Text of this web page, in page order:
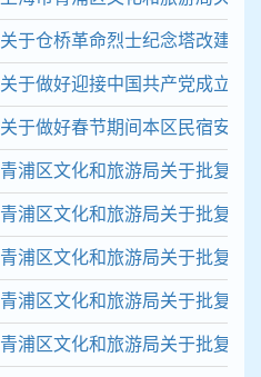
关于仓桥革命烈士纪念塔改建相
关于做好迎接中国共产党成立
关于做好春节期间本区民宿安全
青浦区文化和旅游局关于批复
青浦区文化和旅游局关于批复
青浦区文化和旅游局关于批复
青浦区文化和旅游局关于批复
青浦区文化和旅游局关于批复